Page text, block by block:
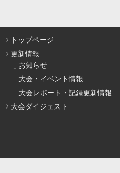
トップページ
更新情報
お知らせ
大会・イベント情報
大会レポート・記録更新情報
大会ダイジェスト